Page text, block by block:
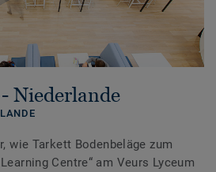
Niederlande
wie Tarkett Bodenbeläge zum
Centre“ am Veurs Lyceum